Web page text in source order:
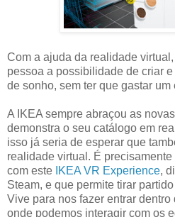
Com a ajuda da realidade
pessoa a possibilidade de criar
de sonho, sem ter que gastar um
A IKEA sempre abraçou as
demonstra o seu catálogo em
isso já seria de esperar que
realidade virtual. É
com este IKEA VR Experience,
Steam, e que permite tirar
Vive para nos fazer entrar
onde podemos interagir com os